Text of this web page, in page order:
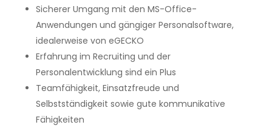
Sicherer Umgang mit den MS-Office-
Anwendungen und gängiger Personalsoftware,
idealerweise von eGECKO
Erfahrung im Recruiting und der
Personalentwicklung sind ein Plus
Teamfähigkeit, Einsatzfreude und
Selbstständigkeit sowie gute kommunikative
Fähigkeiten